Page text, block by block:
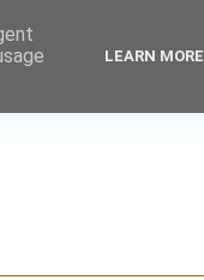
LEARN MORE